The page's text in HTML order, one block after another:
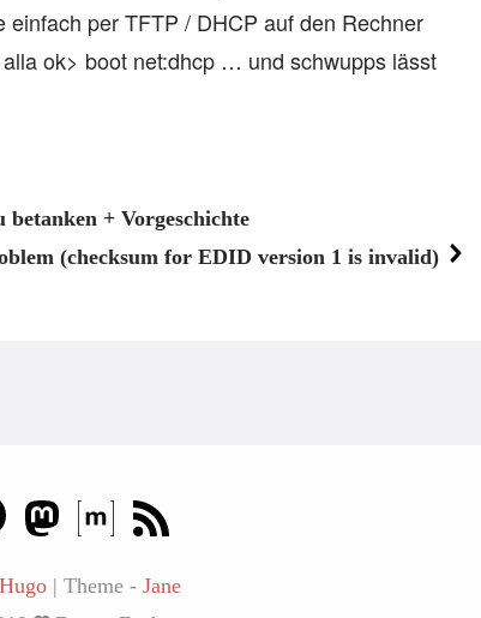
per TFTP / DHCP auf den Rechner
ok> boot net:dhcp … und schwupps lässt
+ Vorgeschichte
(checksum for EDID version 1 is invalid)
Hugo | Theme - Jane